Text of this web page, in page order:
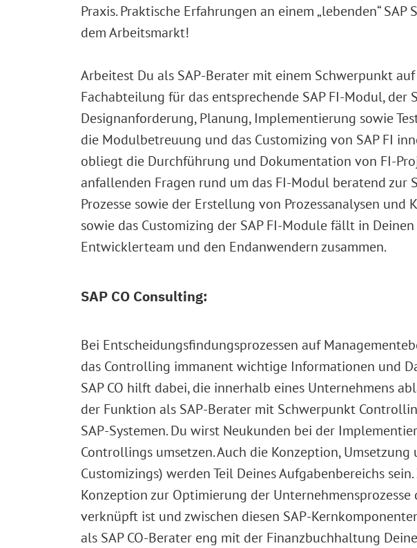
Praxis. Praktische Erfahrungen an einem „lebenden“
dem Arbeitsmarkt!
Arbeitest Du als SAP-Berater mit einem Schwerpunkt
Fachabteilung für das entsprechende SAP FI-Modul,
Designanforderung, Planung, Implementierung sowie
die Modulbetreuung und das Customizing von SAP FI
obliegt die Durchführung und Dokumentation von FI-
anfallenden Fragen rund um das FI-Modul beratend
Prozesse sowie der Erstellung von Prozessanalysen
sowie das Customizing der SAP FI-Module fällt in
Entwicklerteam und den Endanwendern zusammen.
SAP CO Consulting:
Bei Entscheidungsfindungsprozessen auf
das Controlling immanent wichtige Informationen und
SAP CO hilft dabei, die innerhalb eines Unternehmens
der Funktion als SAP-Berater mit Schwerpunkt
SAP-Systemen. Du wirst Neukunden bei der
Controllings umsetzen. Auch die Konzeption,
Customizings) werden Teil Deines Aufgabenbereichs
Konzeption zur Optimierung der
verknüpft ist und zwischen diesen SAP-
als SAP CO-Berater eng mit der Finanzbuchhaltung